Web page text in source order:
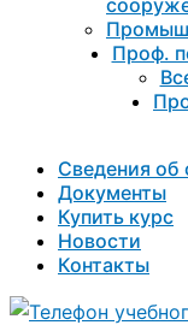
Проф.
Сведения об
Документы
Купить курс
Новости
Контакты